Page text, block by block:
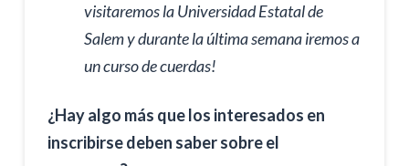
visitaremos la Universidad Estatal de
Salem y durante la última semana iremos a
un curso de cuerdas!
¿Hay algo más que los interesados en
inscribirse deben saber sobre el